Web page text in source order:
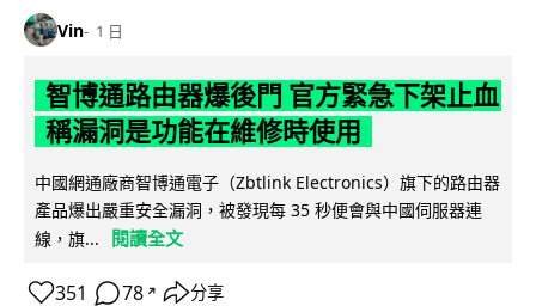
Vin 1 日
智博通路由器爆後門 官方緊急下架止血
稱漏洞是功能在維修時使用
中國網通廠商智博通電子（Zbtlink Electronics）旗下的路由器
產品爆出嚴重安全漏洞，被發現每 35 秒便會與中國伺服器連
線，旗...
閱讀全文
351 78 ↗ 分享